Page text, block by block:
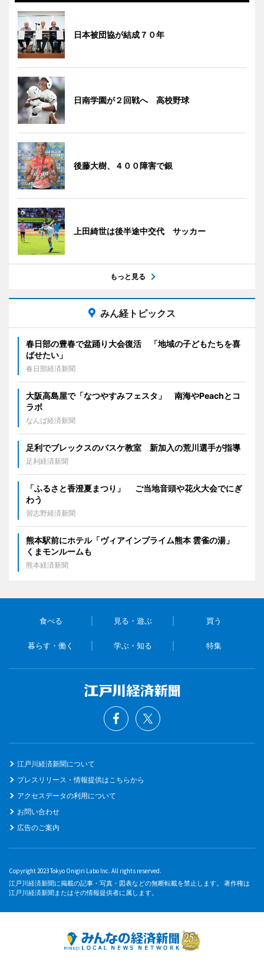
日本被団協が結成７０年
日南学園が２回戦へ 高校野球
後藤大樹、４００障害で銀
上田綺世は後半途中交代 サッカー
もっと見る
みん経トピックス
春日部の豊春で盆踊り大会復活 「地域の子どもたちを喜
ばせたい」
春日部経済新聞
大阪高島屋で「なつやすみフェスタ」 南海やPeachとコ
ラボ
なんば経済新聞
足利でブレックスのバスケ教室 新加入の荒川選手が指導
足利経済新聞
「ふるさと香澄夏まつり」 ご当地音頭や花火大会でにぎ
わう
習志野経済新聞
熊本駅前にホテル「ヴィアインプライム熊本 雲雀の湯」
くまモンルームも
熊本経済新聞
食べる 見る・遊ぶ 買う
暮らす・働く 学ぶ・知る 特集
江戸川経済新聞について
プレスリリース・情報提供はこちらから
アクセスデータの利用について
お問い合わせ
広告のご案内
Copyright 2023 Tokyo Onigiri Labo Inc. All rights reserved.
江戸川経済新聞に掲載の記事・写真・図表などの無断転載を禁止します。 著作権は
江戸川経済新聞またはその情報提供者に属します。